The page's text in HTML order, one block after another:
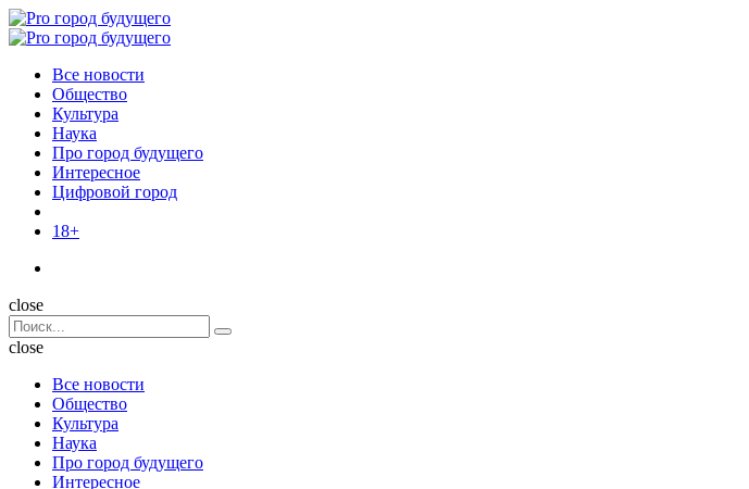
Menu
Поиск
Menu
Pro
Все новости
Общество
Культура
Наука
Про город будущего
Интересное
Цифровой город
18+
Поиск
close
Search
for:
Поиск
close
Все новости
Общество
Культура
Наука
Про город будущего
Интересное